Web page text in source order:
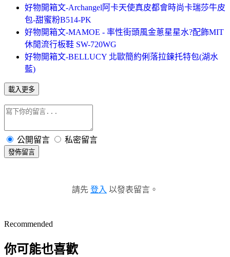
好物開箱文-Archangel阿卡天使真皮都會時尚卡瑞莎牛皮
包-甜蜜粉B514-PK
好物開箱文-MAMOE - 率性街頭風金蔥星星水?配飾MIT
休閒流行板鞋 SW-720WG
好物開箱文-BELLUCY 北歐簡約俐落拉鍊托特包(湖水
藍)
載入更多
公開留言 私密留言
發佈留言
請先 登入 以發表留言。
Recommended
你可能也喜歡